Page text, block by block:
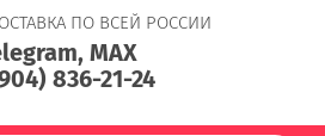
ПО ВСЕЙ РОССИИ
MAX
836-21-24